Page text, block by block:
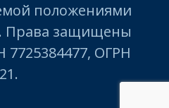
положениями
Права защищены
ОГРН